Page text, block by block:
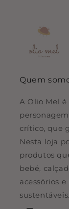
Quem
A Olio Mel
crítico, que
Nesta loja
produtos
bebé,
acessórios
sustentáveis.